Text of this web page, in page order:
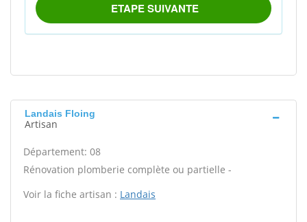
Landais Floing
Artisan
Département: 08
Rénovation plomberie complète ou partielle -
Voir la fiche artisan : Landais